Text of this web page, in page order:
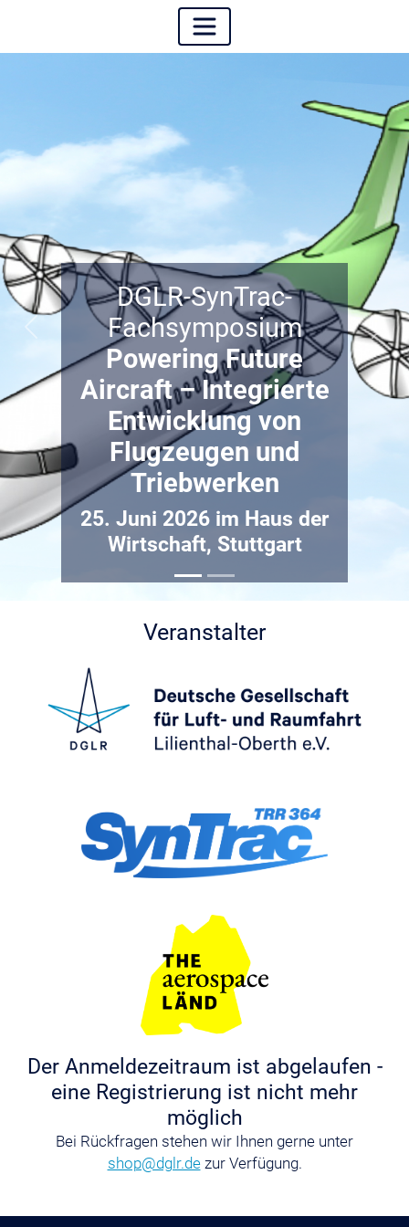
DGLR-SynTrac-
Fachsymposium
Powering Future
Aircraft – Integrierte
Entwicklung von
Flugzeugen und
Triebwerken
25. Juni 2026 im Haus der
Wirtschaft, Stuttgart
Veranstalter
Der Anmeldezeitraum ist abgelaufen -
eine Registrierung ist nicht mehr
möglich
Bei Rückfragen stehen wir Ihnen gerne unter
shop@dglr.dezur Verfügung.